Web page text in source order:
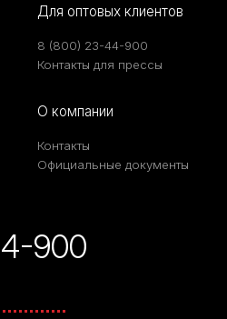
Для оптовых клиентов
8 (800) 23-44-900
Контакты для прессы
О компании
Контакты
Официальные документы
900